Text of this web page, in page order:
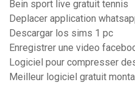
Bein sport live gratuit tennis
Deplacer application
Descargar los sims 1 pc
Enregistrer une video
Logiciel pour compresser
Meilleur logiciel gratuit